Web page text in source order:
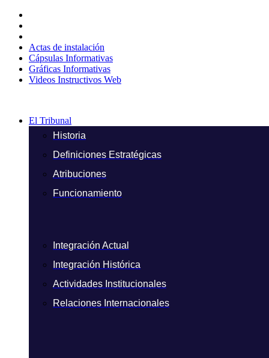
contenido
Actas de instalación
Cápsulas Informativas
Gráficas Informativas
Videos Instructivos Web
El Tribunal
Historia
Definiciones Estratégicas
Atribuciones
Funcionamiento
Integración Actual
Integración Histórica
Actividades Institucionales
Relaciones Internacionales